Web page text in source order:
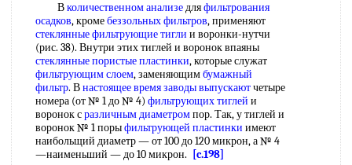
Вколичественном анализедляфильтрования
осадков, кромебеззольных фильтров, применяют
стеклянные фильтрующие тигли и воронки-нутчи
(рис. 38). Внутри этих тиглей и воронок впаяны
стеклянные пористые пластинки, которые служат
фильтрующим слоем, заменяющимбумажный
фильтр. Внастоящее времязаводы выпускаютчетыре
номера (от № 1 до № 4) фильтрующих тиглей и
воронок сразличным диаметромпор. Так, у тиглей и
воронок № 1 порыфильтрующей пластинки имеют
наибольщий диаметр — от 100 до 120 микрон, а № 4
—наименьший — до 10 микрон.
[c.198]